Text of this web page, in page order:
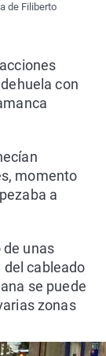
de Filiberto
con
momento
a
de unas
del cableado
se puede
zonas